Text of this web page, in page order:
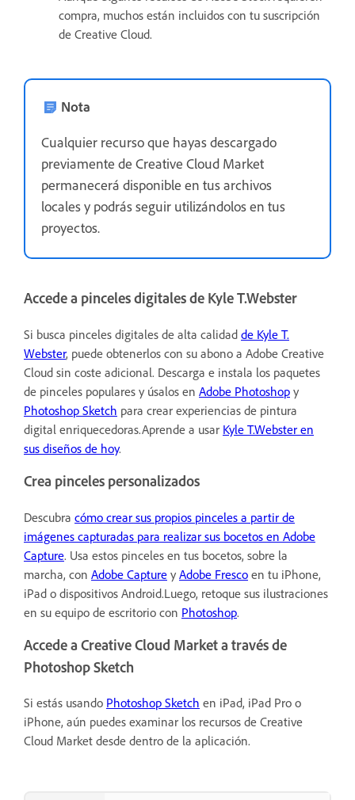
compra, muchos están incluidos con tu suscripción
de Creative Cloud.
Nota
Cualquier recurso que hayas descargado
previamente de Creative Cloud Market
permanecerá disponible en tus archivos
locales y podrás seguir utilizándolos en tus
proyectos.
Accede a pinceles digitales de Kyle T.Webster
Si busca pinceles digitales de alta calidad de Kyle T.
Webster, puede obtenerlos con su abono a Adobe Creative
Cloud sin coste adicional. Descarga e instala los paquetes
de pinceles populares y úsalos en Adobe Photoshop y
Photoshop Sketch para crear experiencias de pintura
digital enriquecedoras.Aprende a usar Kyle T.Webster en
sus diseños de hoy.
Crea pinceles personalizados
Descubra cómo crear sus propios pinceles a partir de
imágenes capturadas para realizar sus bocetos en Adobe
Capture. Usa estos pinceles en tus bocetos, sobre la
marcha, con Adobe Capture y Adobe Fresco en tu iPhone,
iPad o dispositivos Android.Luego, retoque sus ilustraciones
en su equipo de escritorio con Photoshop.
Accede a Creative Cloud Market a través de
Photoshop Sketch
Si estás usando Photoshop Sketch en iPad, iPad Pro o
iPhone, aún puedes examinar los recursos de Creative
Cloud Market desde dentro de la aplicación.